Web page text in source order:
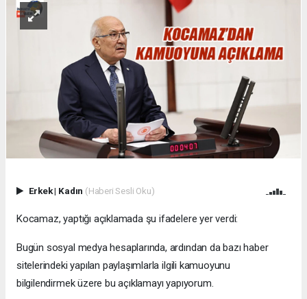
Erkek| Kadın (Haberi Sesli Oku)
Kocamaz, yaptığı açıklamada şu ifadelere yer verdi:
Bugün sosyal medya hesaplarında, ardından da bazı haber
sitelerindeki yapılan paylaşımlarla ilgili kamuoyunu
bilgilendirmek üzere bu açıklamayı yapıyorum.